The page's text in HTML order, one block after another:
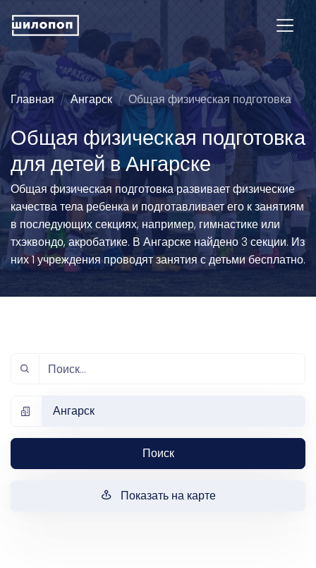
Главная Ангарск Общая физическая подготовка
Общая физическая подготовка
для детей в Ангарске
Общая физическая подготовка развивает физические
качества тела ребенка и подготавливает его к занятиям
в последующих секциях, например, гимнастике или
тхэквондо, акробатике. В Ангарске найдено 3 секции. Из
них 1 учреждения проводят занятия с детьми бесплатно.
Ангарск
Поиск
Показать на карте